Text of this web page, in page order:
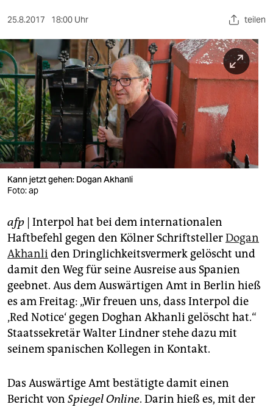
sport
berlin
nord
wahrheit
verlag
verlag
veranstaltungen
shop
fragen & hilfe
unterstützen
abo
genossenschaft
epaper login
25.8.2017 18:00 Uhr teilen
Kann jetzt gehen: Dogan Akhanli
Foto: ap
afp | Interpol hat bei dem internationalen
Haftbefehl gegen den Kölner SchriftstellerDogan
Akhanliden Dringlichkeitsvermerk gelöscht und
damit den Weg für seine Ausreise aus Spanien
geebnet. Aus dem Auswärtigen Amt in Berlin hieß
es am Freitag: „Wir freuen uns, dass Interpol die
‚Red Notice‘ gegen Doghan Akhanli gelöscht hat.“
Staatssekretär Walter Lindner stehe dazu mit
seinem spanischen Kollegen in Kontakt.
Das Auswärtige Amt bestätigte damit einen
Bericht von Spiegel Online. Darin hieß es, mit der